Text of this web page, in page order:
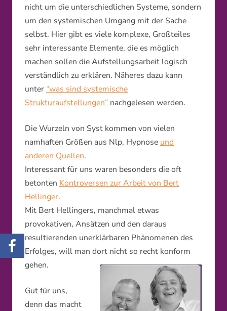
nicht um die unterschiedlichen Systeme, sondern
um den systemischen Umgang mit der Sache
selbst. Hier gibt es viele komplexe, Großteiles
sehr interessante Elemente, die es möglich
machen sollen die Aufstellungsarbeit logisch
verständlich zu erklären. Näheres dazu kann
unter “was sind systemische
Strukturaufstellungen” nachgelesen werden.
Die Wurzeln von Syst kommen von vielen
namhaften Größen aus Nlp, Hypnose und
anderen Quellen.
Interessant für uns waren besonders die oft
betonten Kontroversen zur Arbeit von Bert
Hellinger.
Mit Bert Hellingers, manchmal etwas
provokativen, Ansätzen und den daraus
resultierenden unerklärbaren Phänomenen des
Erfolges, will man dort nicht so recht konform
gehen.
Gut für uns,
denn das macht